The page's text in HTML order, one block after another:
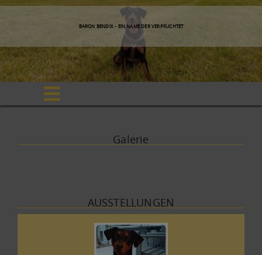
BARON BENDIX - EIN NAME DER VERPFLICHTET
Galerie
AUSSTELLUNGEN